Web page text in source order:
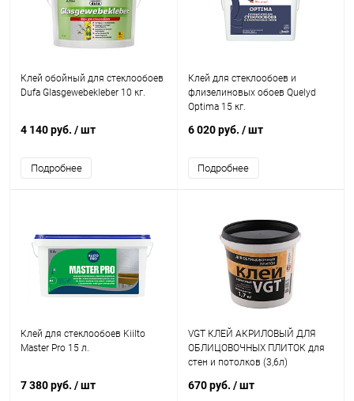
Клей обойный для стеклообоев
Dufa Glasgewebekleber 10 кг.
4 140 руб. / шт
Подробнее
Клей для стеклообоев и
флизелиновых обоев Quelyd
Optima 15 кг.
6 020 руб. / шт
Подробнее
Клей для стеклообоев Kiilto
Master Pro 15 л.
7 380 руб. / шт
VGT КЛЕЙ АКРИЛОВЫЙ ДЛЯ
ОБЛИЦОВОЧНЫХ ПЛИТОК для
стен и потолков (3,6л)
670 руб. / шт